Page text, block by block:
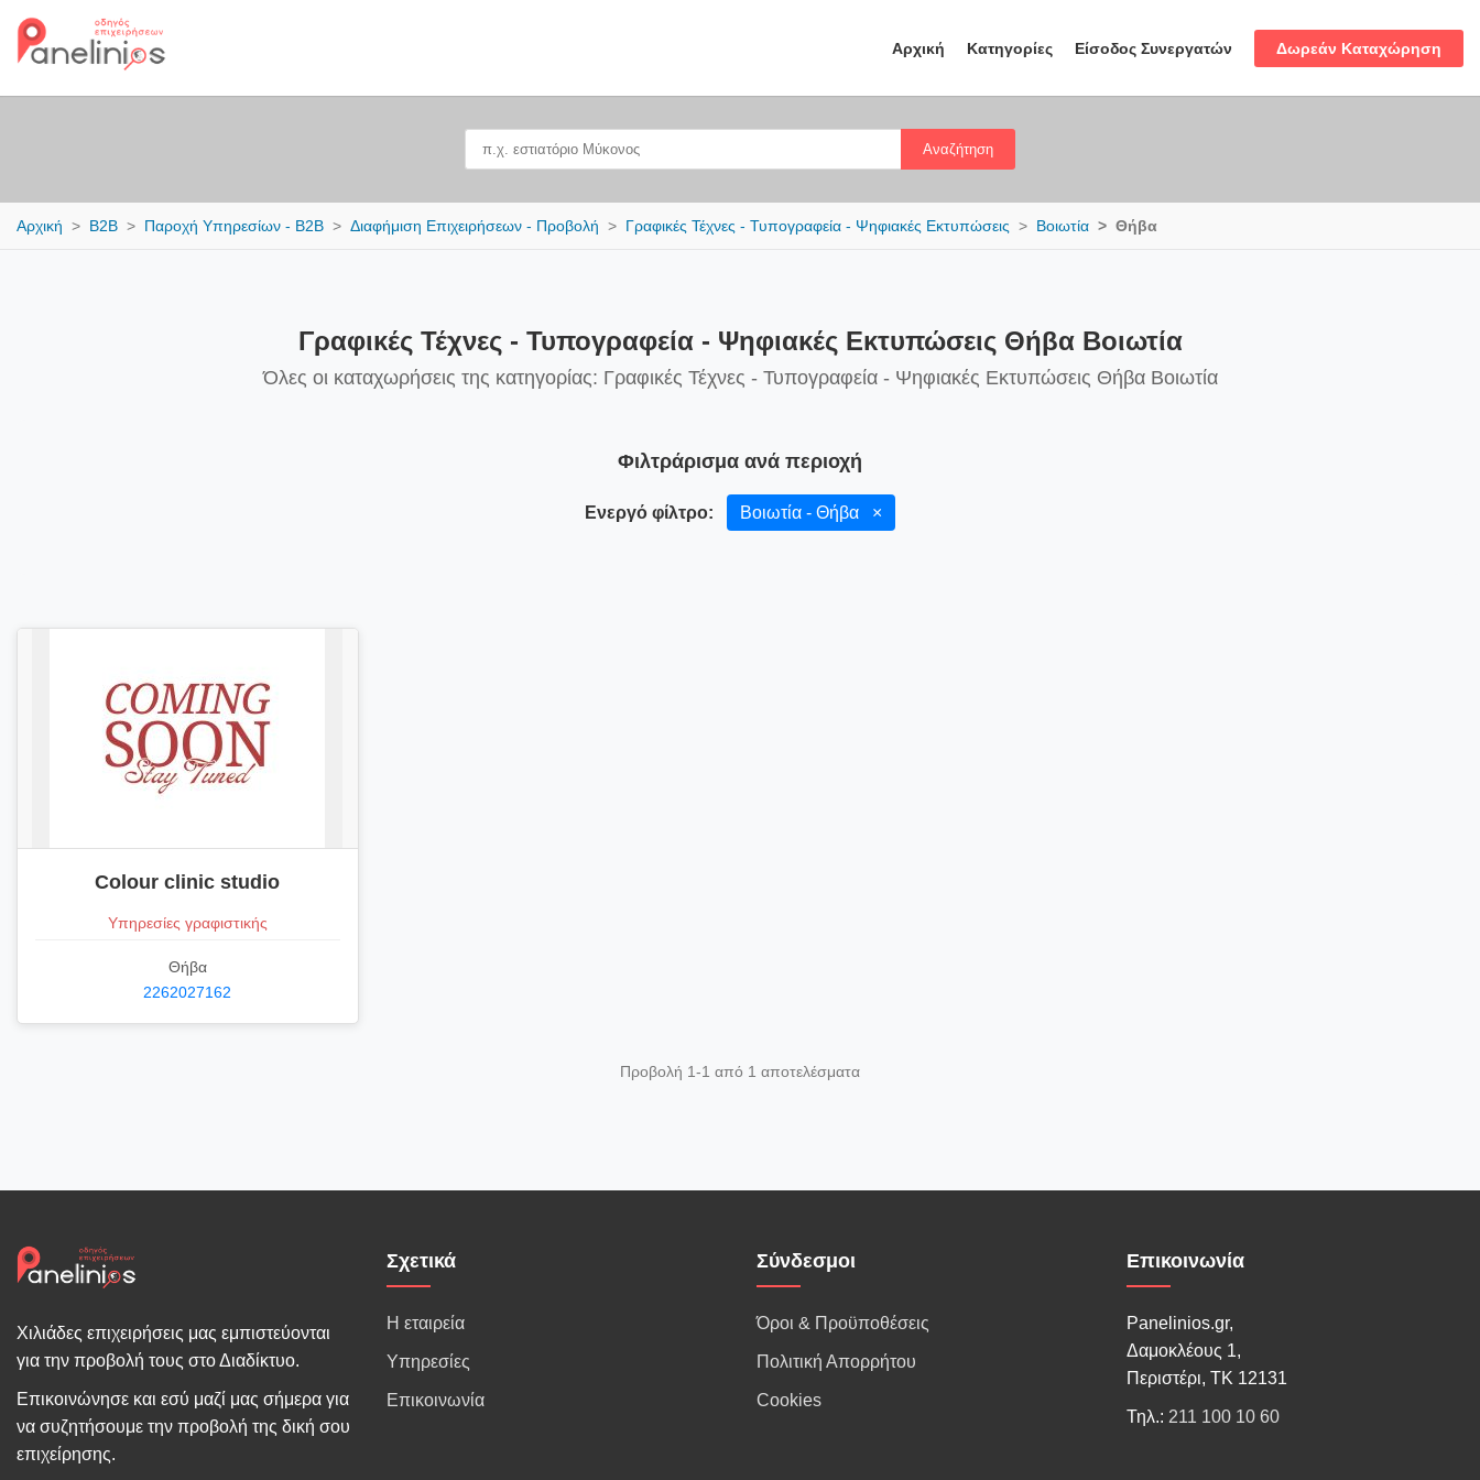
Αρχική Κατηγορίες Είσοδος Συνεργατών Δωρεάν Καταχώρηση
Αναζήτηση
Αρχική B2B Παροχή Υπηρεσίων - B2B Διαφήμιση Επιχειρήσεων - Προβολή Γραφικές Τέχνες - Τυπογραφεία - Ψηφιακές Εκτυπώσεις Βοιωτία Θήβα
Γραφικές Τέχνες - Τυπογραφεία - Ψηφιακές Εκτυπώσεις Θήβα Βοιωτία
Όλες οι καταχωρήσεις της κατηγορίας: Γραφικές Τέχνες - Τυπογραφεία - Ψηφιακές Εκτυπώσεις Θήβα Βοιωτία
Φιλτράρισμα ανά περιοχή
Ενεργό φίλτρο: Βοιωτία - Θήβα ×
Colour clinic studio
Υπηρεσίες γραφιστικής
Θήβα
2262027162
Προβολή 1-1 από 1 αποτελέσματα
Χιλιάδες επιχειρήσεις μας εμπιστεύονται
για την προβολή τους στο Διαδίκτυο.
Επικοινώνησε και εσύ μαζί μας σήμερα για
να συζητήσουμε την προβολή της δική σου
επιχείρησης.
Σχετικά
Η εταιρεία
Υπηρεσίες
Επικοινωνία
Σύνδεσμοι
Όροι & Προϋποθέσεις
Πολιτική Απορρήτου
Cookies
Επικοινωνία
Panelinios.gr,
Δαμοκλέους 1,
Περιστέρι, ΤΚ 12131
Τηλ.: 211 100 10 60